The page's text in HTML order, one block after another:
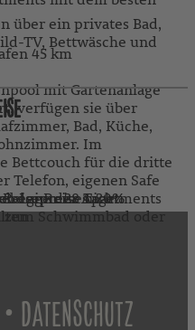
über ein privates Bad,
TV, Bettwäsche und
45 km
mit Gartenanlage
verfügen sie über
Bad, Küche,
Im
Bettcouch für die dritte
Telefon, eigenen Safe
Lage der Apartments
Schwimmbad oder
der Reise nicht
20%
28 Tage
• DATENSCHUTZ